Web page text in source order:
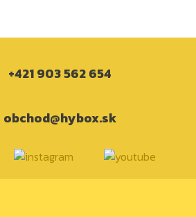
+421 903 562 654
obchod@hybox.sk